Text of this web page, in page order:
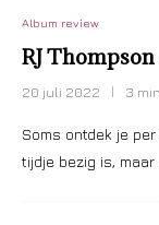
Album review
RJ Thompson
20 juli 2022 3
Soms ontdek je
tijdje bezig is, maar …